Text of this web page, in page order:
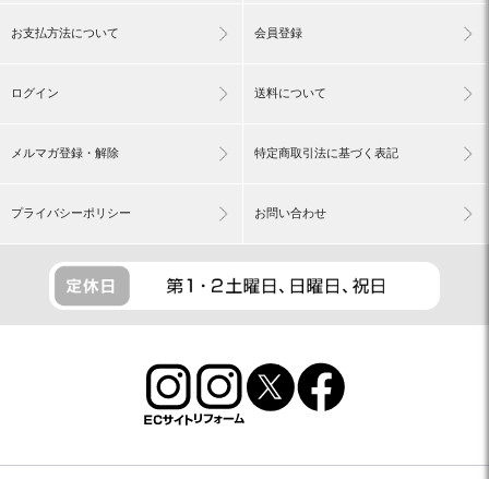
お支払方法について 会員登録
ログイン 送料について
メルマガ登録・解除 特定商取引法に基づく表記
プライバシーポリシー お問い合わせ